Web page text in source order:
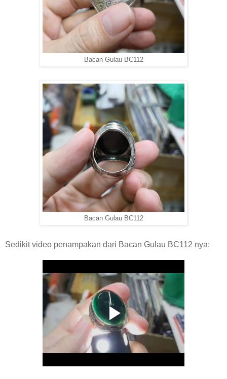
Bacan Gulau BC112
Bacan Gulau BC112
Sedikit video penampakan dari Bacan Gulau BC112 nya: